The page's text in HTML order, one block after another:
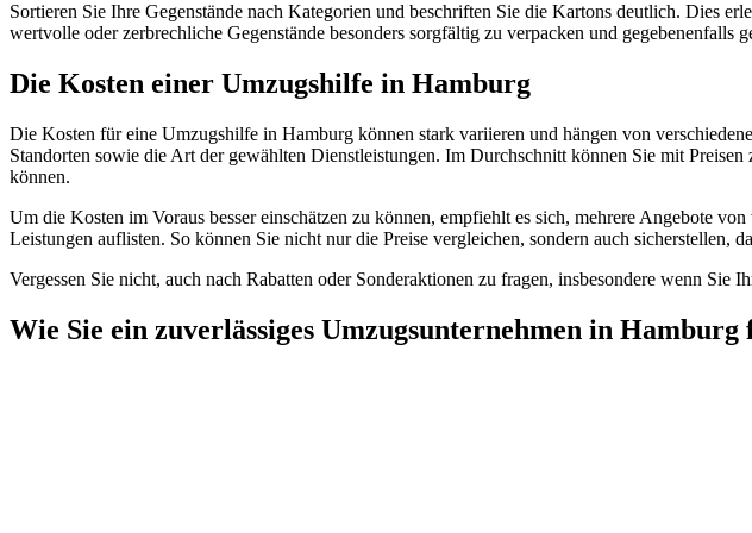
Sortieren Sie Ihre Gegenstände nach Kategorien und beschriften Sie die Kartons deutlich. Dies
wertvolle oder zerbrechliche Gegenstände besonders sorgfältig zu verpacken und gegebenenfalls
Die Kosten einer Umzugshilfe in Hamburg
Die Kosten für eine Umzugshilfe in Hamburg können stark variieren und hängen von
Standorten sowie die Art der gewählten Dienstleistungen. Im Durchschnitt können Sie mit
können.
Um die Kosten im Voraus besser einschätzen zu können, empfiehlt es sich, mehrere Angebote
Leistungen auflisten. So können Sie nicht nur die Preise vergleichen, sondern auch sicherstellen,
Vergessen Sie nicht, auch nach Rabatten oder Sonderaktionen zu fragen, insbesondere wenn Sie
Wie Sie ein zuverlässiges Umzugsunternehmen in Hamburg